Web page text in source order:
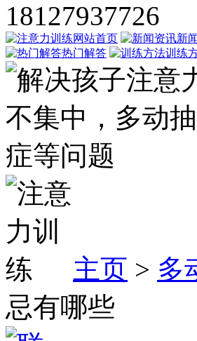
18127937726
网站首页 新
热门解答
训练
主页 > 多
忌有哪些